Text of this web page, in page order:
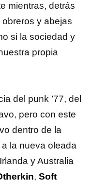
mientras, detrás
y abejas
si la sociedad y
propia
del punk ’77, del
pero con este
dentro de la
la nueva oleada
y Australia
, Soft